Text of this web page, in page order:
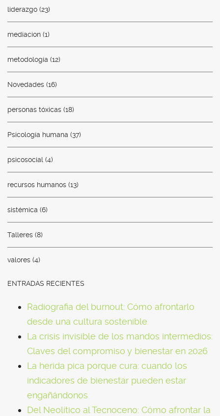
liderazgo (23)
mediacion (1)
metodología (12)
Novedades (16)
personas tóxicas (18)
Psicología humana (37)
psicosocial (4)
recursos humanos (13)
sistémica (6)
Talleres (8)
valores (4)
ENTRADAS RECIENTES
Radiografia del burnout: Cómo afrontarlo
desde una cultura sostenible
La crisis invisible de los mandos intermedios:
Claves del compromiso y bienestar en 2026
La herida pica porque cura: cuando los
indicadores de bienestar pueden estar
engañándonos
Del Neolítico al Tecnoceno: Cómo afrontar la